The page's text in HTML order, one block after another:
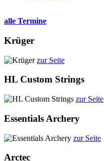
alle Termine
Krüger
zur Seite
HL Custom Strings
zur Seite
Essentials Archery
zur Seite
Arctec